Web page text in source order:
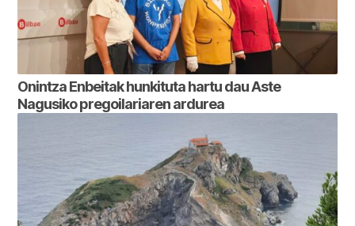
Onintza Enbeitak hunkituta hartu dau Aste
Nagusiko pregoilariaren ardurea